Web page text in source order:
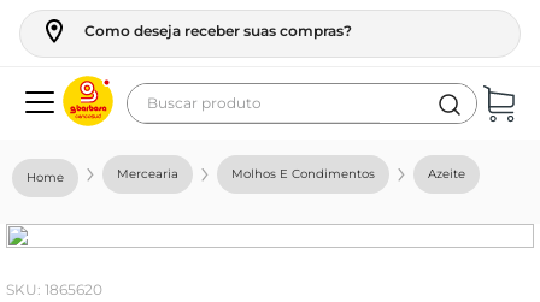
Como deseja receber suas compras?
Buscar produto
Mercearia Molhos E Condimentos Azeite
: 1865620
geladeira
fogao